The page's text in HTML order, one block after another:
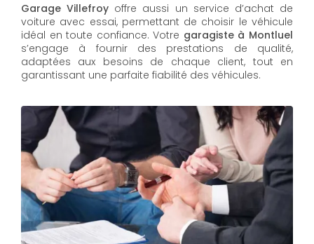
Garage Villefroy offre aussi un service d’achat de
voiture avec essai, permettant de choisir le véhicule
idéal en toute confiance. Votre garagiste à Montluel
s’engage à fournir des prestations de qualité,
adaptées aux besoins de chaque client, tout en
garantissant une parfaite fiabilité des véhicules.